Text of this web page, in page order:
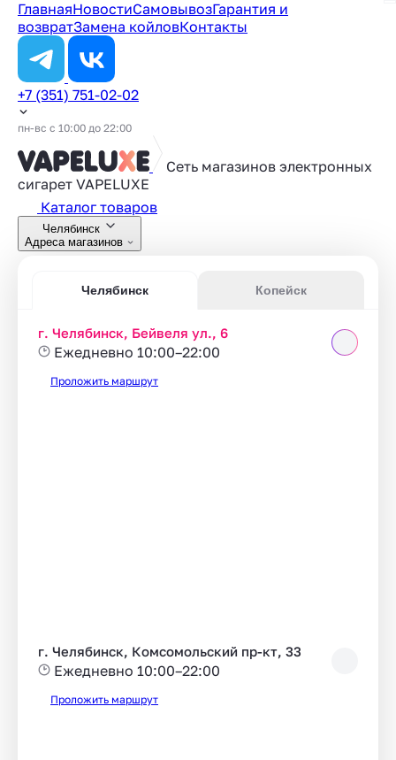
ГлавнаяНовостиСамовывозГарантия и
возвратЗамена койловКонтакты
+7 (351) 751-02-02
пн-вс с 10:00 до 22:00
Сеть магазинов электронных
сигарет VAPELUXE
Каталог товаров
Челябинск
Адреса магазинов
Челябинск Копейск
г. Челябинск, Бейвеля ул., 6
Ежедневно 10:00–22:00
Проложить маршрут
г. Челябинск, Комсомольский пр-кт, 33
Ежедневно 10:00–22:00
Проложить маршрут